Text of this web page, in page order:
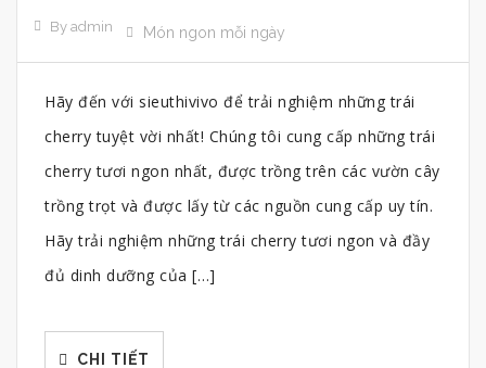
By admin Món ngon mỗi ngày
Hãy đến với sieuthivivo để trải nghiệm những trái
cherry tuyệt vời nhất! Chúng tôi cung cấp những trái
cherry tươi ngon nhất, được trồng trên các vườn cây
trồng trọt và được lấy từ các nguồn cung cấp uy tín.
Hãy trải nghiệm những trái cherry tươi ngon và đầy
đủ dinh dưỡng của […]
CHI TIẾT